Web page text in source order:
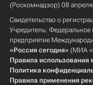
(Роскомнадзор) 08
Свидетельство о
Учредитель: Федеральное
предприятие
«Россия сегодня» (МИА
Правила использования
Политика
Правила применения